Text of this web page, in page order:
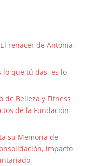
renacer de Antonia
lo que tú das, es lo
de Belleza y Fitness
de la Fundación
su Memoria de
impacto